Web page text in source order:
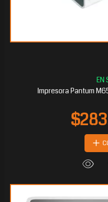
Impresora Pantum